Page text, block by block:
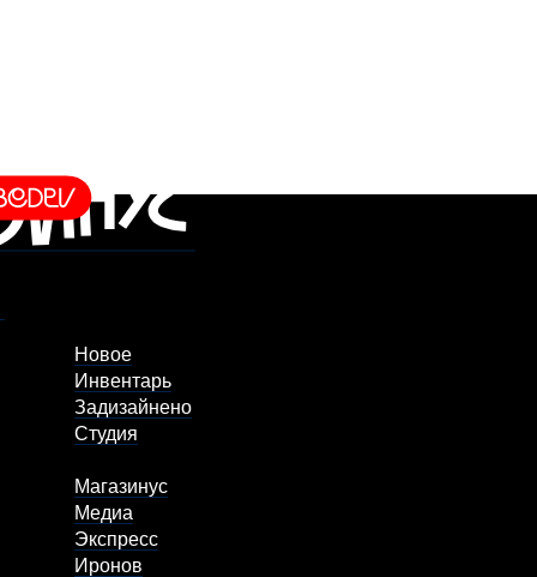
Новое
Инвентарь
Задизайнено
Студия
Магазинус
Медиа
Экспресс
Иронов